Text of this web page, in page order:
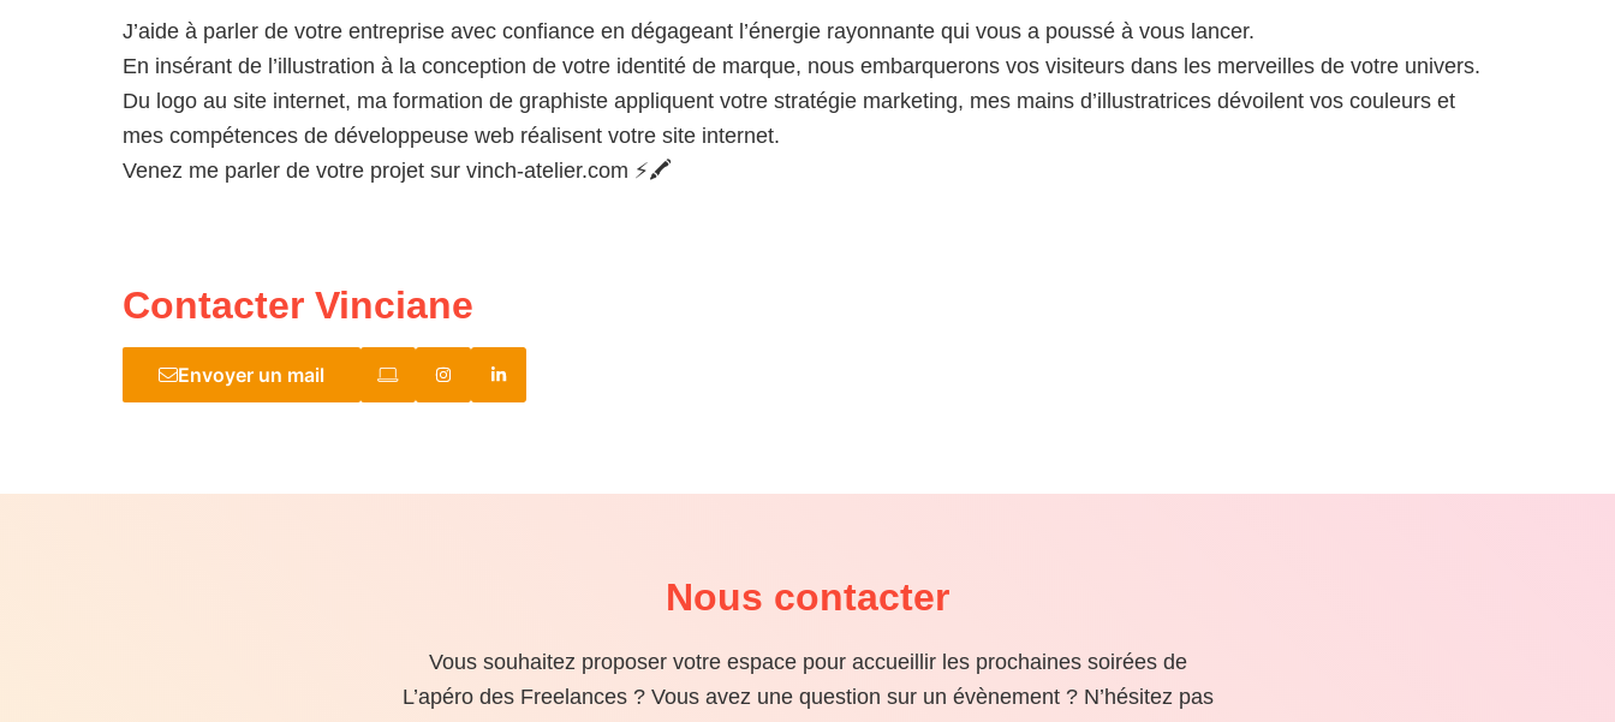
J’aide à parler de votre entreprise avec confiance en dégageant l’énergie rayonnante qui vous a poussé à vous lancer.
En insérant de l’illustration à la conception de votre identité de marque, nous embarquerons vos visiteurs dans les merveilles de votre univers.
Du logo au site internet, ma formation de graphiste appliquent votre stratégie marketing, mes mains d’illustratrices dévoilent vos couleurs et
mes compétences de développeuse web réalisent votre site internet.
Venez me parler de votre projet sur vinch-atelier.com ⚡️🖍
Contacter Vinciane
Envoyer un mail
Nous contacter
Vous souhaitez proposer votre espace pour accueillir les prochaines soirées de
L’apéro des Freelances ? Vous avez une question sur un évènement ? N’hésitez pas